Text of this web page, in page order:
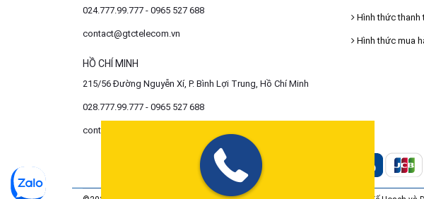
024.777.99.777 - 0965 527 688
contact@gtctelecom.vn
HỒ CHÍ MINH
215/56 Đường Nguyễn Xí, P. Bình Lợi Trung, Hồ Chí Minh
028.777.99.777 - 0965 527 688
contact@gtctelecom.vn
Hình thức thanh
Hình thức mua